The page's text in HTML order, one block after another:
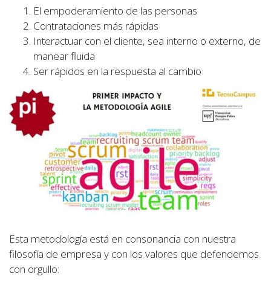
El empoderamiento de las personas
Contrataciones más rápidas
Interactuar con el cliente, sea interno o externo, de
manear fluida
Ser rápidos en la respuesta al cambio
Esta metodología está en consonancia con nuestra
filosofía de empresa y con los valores que defendemos
con orgullo: